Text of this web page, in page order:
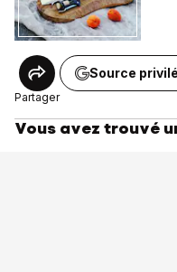
Partager
Source
Vous avez trouvé